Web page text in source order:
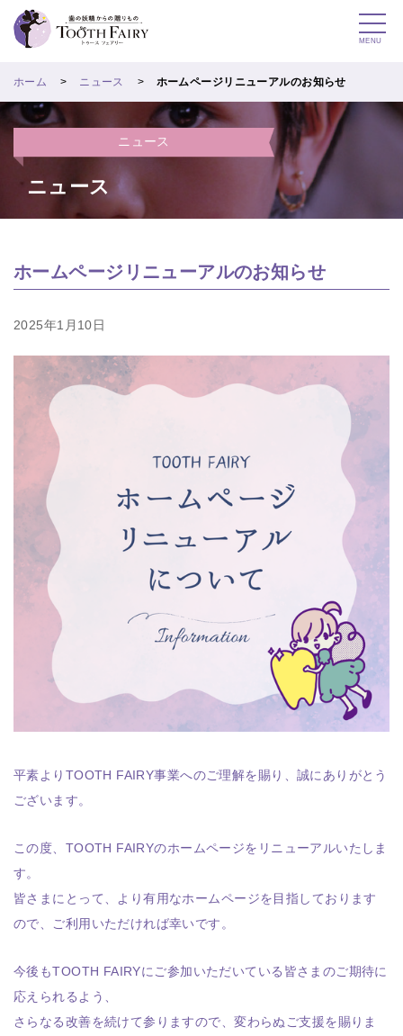
MENU
ホーム ニュース ホームページリニューアルのお知らせ
ニュース
ニュース
ホームページリニューアルのお知らせ
2025年1月10日
平素よりTOOTH FAIRY事業へのご理解を賜り、誠にありがとう
ございます。
この度、TOOTH FAIRYのホームページをリニューアルいたしま
す。
皆さまにとって、より有用なホームページを目指しております
ので、ご利用いただければ幸いです。
今後もTOOTH FAIRYにご参加いただいている皆さまのご期待に
応えられるよう、
さらなる改善を続けて参りますので、変わらぬご支援を賜りま